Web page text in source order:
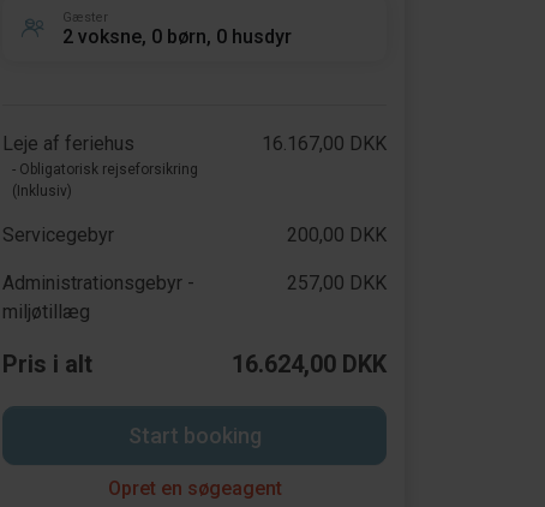
Gæster
2 voksne, 0 børn, 0 husdyr
Leje af feriehus
- Obligatorisk rejseforsikring
(Inklusiv)
16.167,00 DKK
Servicegebyr 200,00 DKK
Administrationsgebyr -
miljøtillæg
257,00 DKK
Pris i alt 16.624,00 DKK
Start booking
Opret en søgeagent